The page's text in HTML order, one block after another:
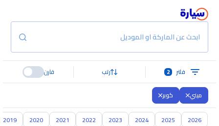
ابحث عن الماركة او الموديل
فلتر 2 رتب قارن
ميني كوبر
2026
2025
2024
2023
2022
2021
2020
2019